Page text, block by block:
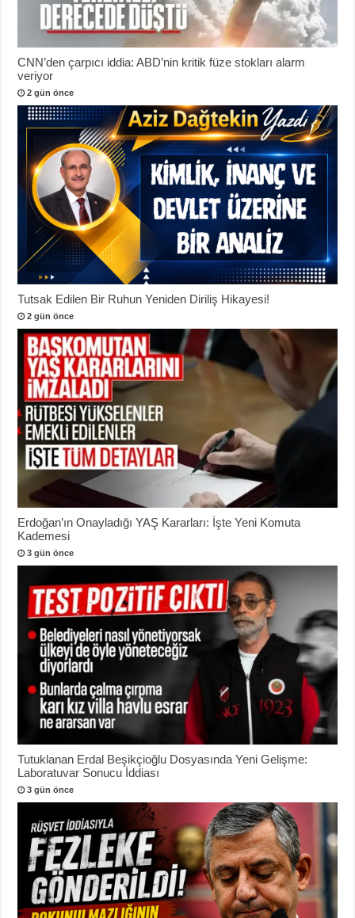
CNN’den çarpıcı iddia: ABD’nin kritik füze stokları alarm
veriyor
2 gün önce
Tutsak Edilen Bir Ruhun Yeniden Diriliş Hikayesi!
2 gün önce
Erdoğan’ın Onayladığı YAŞ Kararları: İşte Yeni Komuta
Kademesi
3 gün önce
Tutuklanan Erdal Beşikçioğlu Dosyasında Yeni Gelişme:
Laboratuvar Sonucu İddiası
3 gün önce